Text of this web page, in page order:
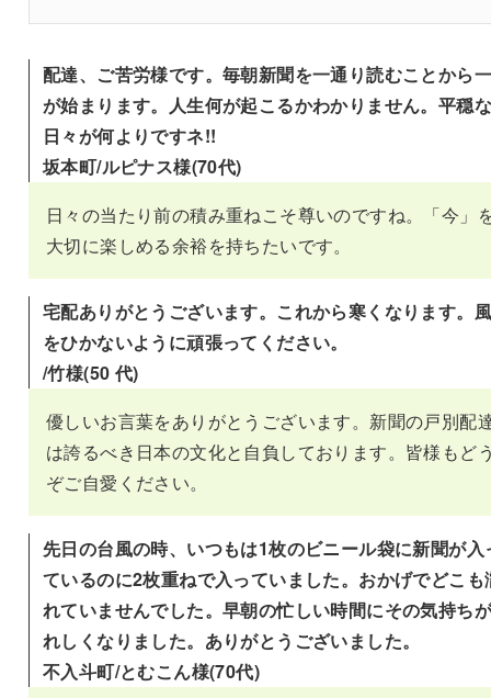
配達、ご苦労様です。毎朝新聞を一通り読むことから
が始まります。人生何が起こるかわかりません。平穏な
日々が何よりですネ!!
坂本町/ルピナス様(70代)
日々の当たり前の積み重ねこそ尊いのですね。「今」
大切に楽しめる余裕を持ちたいです。
宅配ありがとうございます。これから寒くなります。
をひかないように頑張ってください。
/竹様(50 代)
優しいお言葉をありがとうございます。新聞の戸別配
は誇るべき日本の文化と自負しております。皆様もど
ぞご自愛ください。
先日の台風の時、いつもは1枚のビニール袋に新聞が入
ているのに2枚重ねで入っていました。おかげでどこも
れていませんでした。早朝の忙しい時間にその気持ち
れしくなりました。ありがとうございました。
不入斗町/とむこん様(70代)